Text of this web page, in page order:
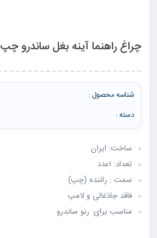
چراغ راهنما آینه بغل ساندرو چپ
شناسه محصول :
دسته :
ساخت: ایران
تعداد: ۱عدد
سمت : راننده (چپ)
فاقد جاذغالی و لامپ
مناسب برای: رنو ساندرو